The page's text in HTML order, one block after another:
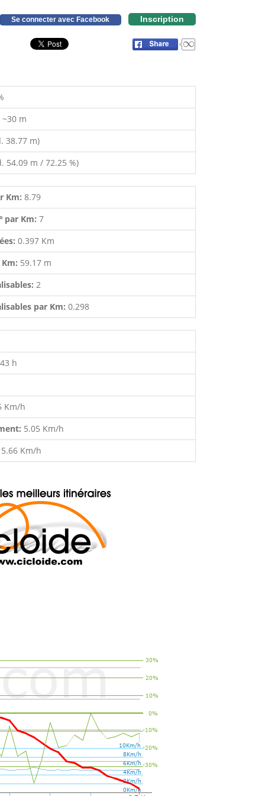
Se connecter avec Facebook Inscription
~30 m
38.77 m)
54.09 m / 72.25 %)
Km: 8.79
par Km: 7
0.397 Km
59.17 m
2
par Km: 0.298
h
Km/h
5.05 Km/h
5.66 Km/h